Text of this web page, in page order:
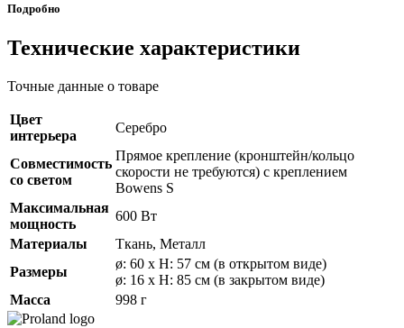
Подробно
Технические характеристики
Точные данные о товаре
Цвет
интерьера
Серебро
Совместимость
со светом
Прямое крепление (кронштейн/кольцо
скорости не требуются) с креплением
Bowens S
Максимальная
мощность
600 Вт
Материалы
Ткань, Металл
Размеры
ø: 60 x H: 57 см (в открытом виде)
ø: 16 x H: 85 см (в закрытом виде)
Масса
998 г